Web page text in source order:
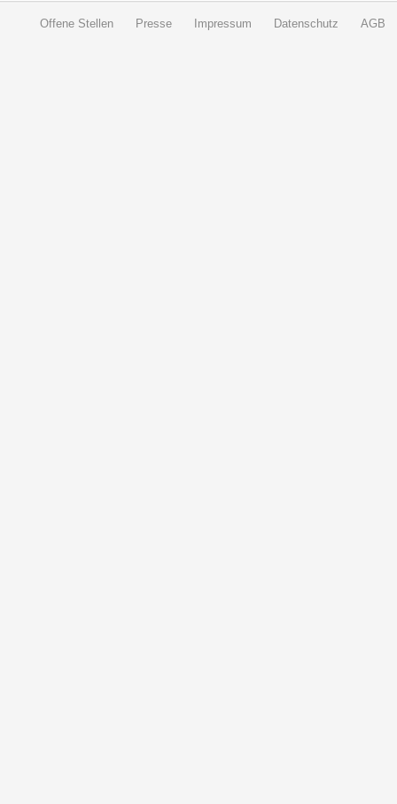
Offene Stellen Presse Impressum Datenschutz AGB